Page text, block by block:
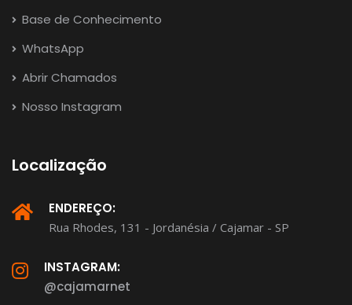
Base de Conhecimento
WhatsApp
Abrir Chamados
Nosso Instagram
Localização
ENDEREÇO:
Rua Rhodes, 131 - Jordanésia / Cajamar - SP
INSTAGRAM:
@cajamarnet